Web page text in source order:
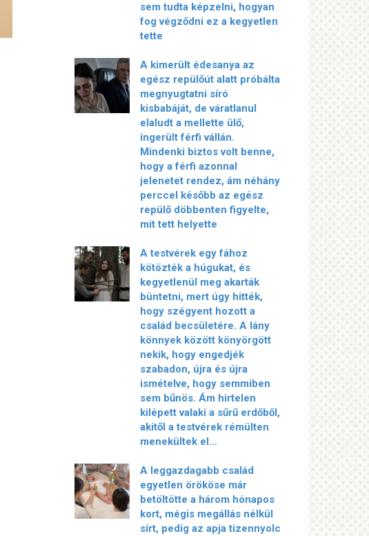
sem tudta képzelni, hogyan
fog végződni ez a kegyetlen
tette
A kimerült édesanya az
egész repülőút alatt próbálta
megnyugtatni síró
kisbabáját, de váratlanul
elaludt a mellette ülő,
ingerült férfi vállán.
Mindenki biztos volt benne,
hogy a férfi azonnal
jelenetet rendez, ám néhány
perccel később az egész
repülő döbbenten figyelte,
mit tett helyette
A testvérek egy fához
kötözték a húgukat, és
kegyetlenül meg akarták
büntetni, mert úgy hitték,
hogy szégyent hozott a
család becsületére. A lány
könnyek között könyörgött
nekik, hogy engedjék
szabadon, újra és újra
ismételve, hogy semmiben
sem bűnös. Ám hirtelen
kilépett valaki a sűrű erdőből,
akitől a testvérek rémülten
menekültek el…
A leggazdagabb család
egyetlen örököse már
betöltötte a három hónapos
kort, mégis megállás nélkül
sírt, pedig az apja tizennyolc